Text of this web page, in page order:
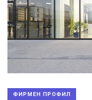
ФИРМЕН ПРОФИЛ